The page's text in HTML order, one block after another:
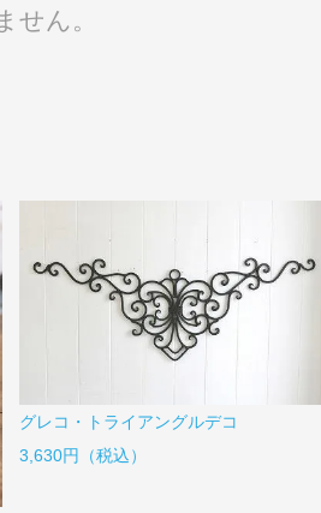
せん。
グレコ・トライアングルデコ
3,630円（税込）